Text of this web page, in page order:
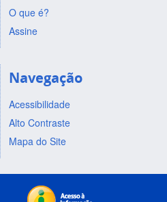
O que é?
Assine
Navegação
Acessibilidade
Alto Contraste
Mapa do Site